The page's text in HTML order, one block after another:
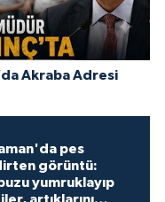
Akraba Adresi
pes
görüntü:
yumruklayıp